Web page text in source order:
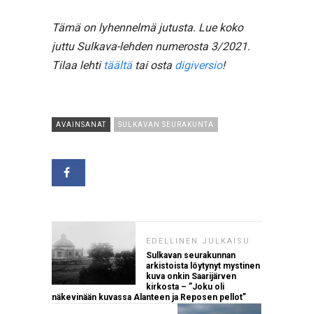
Tämä on lyhennelmä jutusta. Lue koko
juttu Sulkava-lehden numerosta 3/2021.
Tilaa lehti täältätai osta digiversio!
AVAINSANAT SULKAVAN SEURAKUNTA
EDELLINEN JULKAISU
Sulkavan seurakunnan
arkistoista löytynyt mystinen
kuva onkin Saarijärven
kirkosta – ”Joku oli
näkevinään kuvassa Alanteen ja Reposen pellot”